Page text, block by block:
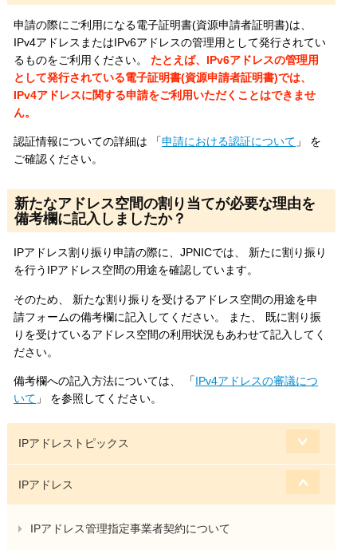
申請の際にご利用になる電子証明書(資源申請者証明書)は、
IPv4アドレスまたはIPv6アドレスの管理用として発行されてい
るものをご利用ください。たとえば、IPv6アドレスの管理用
として発行されている電子証明書(資源申請者証明書)では、
IPv4アドレスに関する申請をご利用いただくことはできませ
ん。
認証情報についての詳細は 「申請における認証について 」 を
ご確認ください。
新たなアドレス空間の割り当てが必要な理由を
備考欄に記入しましたか？
IPアドレス割り振り申請の際に、JPNICでは、 新たに割り振り
を行うIPアドレス空間の用途を確認しています。
そのため、 新たな割り振りを受けるアドレス空間の用途を申
請フォームの備考欄に記入してください。 また、 既に割り振
りを受けているアドレス空間の利用状況もあわせて記入してく
ださい。
備考欄への記入方法については、 「IPv4アドレスの審議につ
いて 」 を参照してください。
IPアドレストピックス
IPアドレス
IPアドレス管理指定事業者契約について